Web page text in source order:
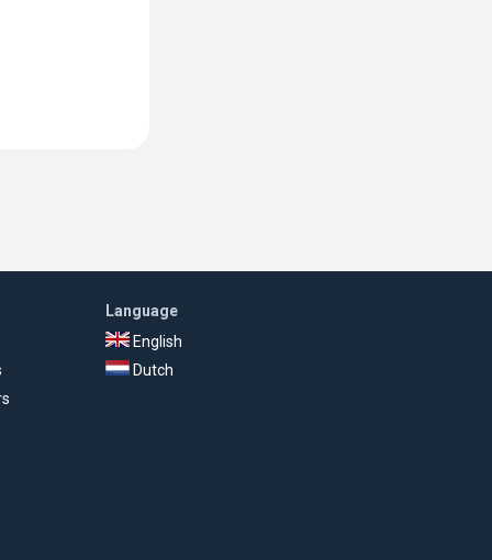
Language
English
Dutch